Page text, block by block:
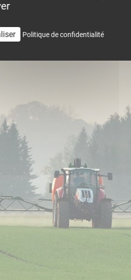
météo de vos
Politique de confidentialité